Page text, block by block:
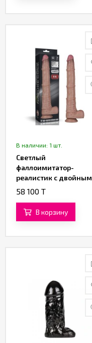
В наличии: 1 шт.
Светлый
фаллоимитатор-
реалистик с двойным
покрытием «16'' Dual
Silicone Cock XXL» от
«Lovetoy» (33,5 см)
58 100 T
В корзину